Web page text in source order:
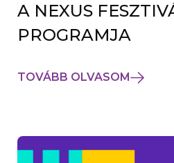
A NEXUS
PROGRAMJA
TOVÁBB OLVASOM